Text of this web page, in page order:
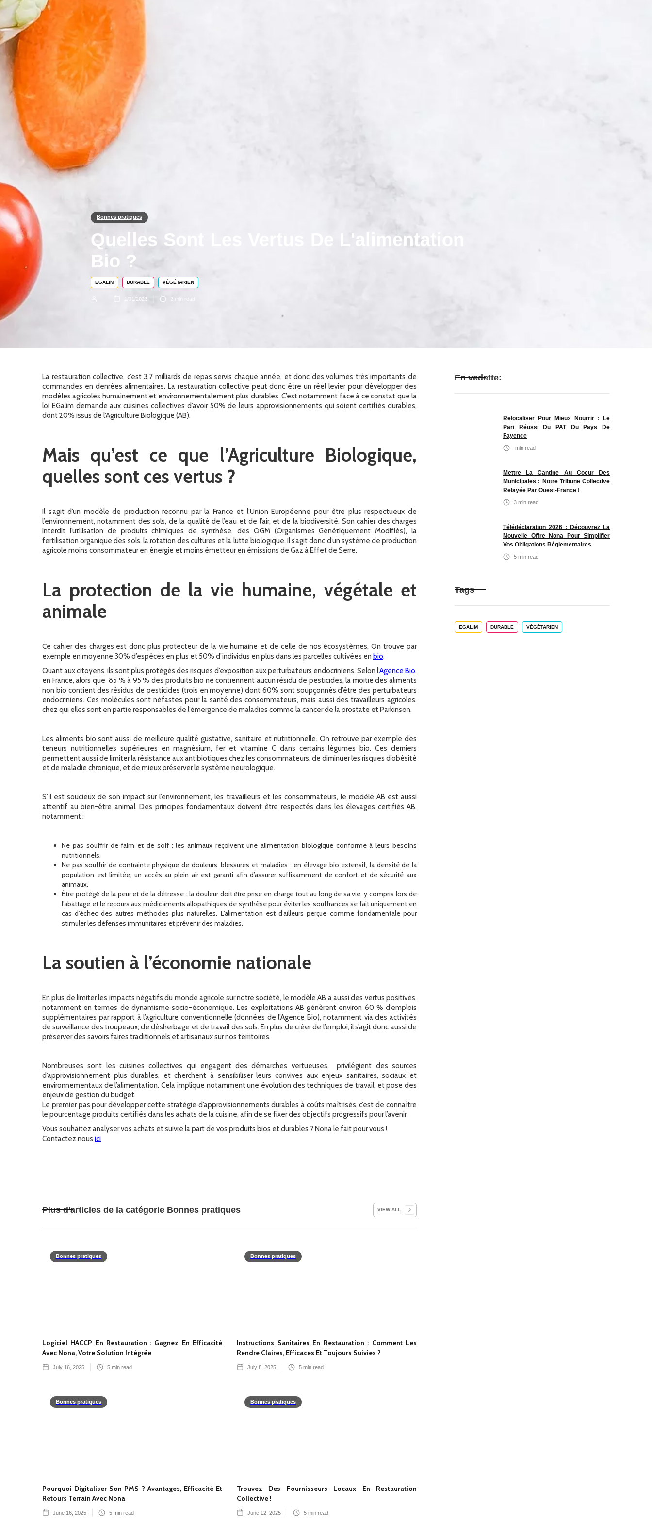
Bonnes pratiques
Quelles Sont Les Vertus De L'alimentation
Bio ?
EGALIM DURABLE VÉGÉTARIEN
1/31/2023 2 min read
La restauration collective, c’est 3,7 milliards de repas servis chaque année, et donc des volumes très importants de
commandes en denrées alimentaires. La restauration collective peut donc être un réel levier pour développer des
modèles agricoles humainement et environnementalement plus durables. C’est notamment face à ce constat que la
loi EGalim demande aux cuisines collectives d’avoir 50% de leurs approvisionnements qui soient certifiés durables,
dont 20% issus de l’Agriculture Biologique (AB).
Mais qu’est ce que l’Agriculture Biologique,
quelles sont ces vertus ?
Il s’agit d’un modèle de production reconnu par la France et l’Union Européenne pour être plus respectueux de
l’environnement, notamment des sols, de la qualité de l’eau et de l’air, et de la biodiversité. Son cahier des charges
interdit l’utilisation de produits chimiques de synthèse, des OGM (Organismes Génétiquement Modifiés), la
fertilisation organique des sols, la rotation des cultures et la lutte biologique. Il s’agit donc d’un système de production
agricole moins consommateur en énergie et moins émetteur en émissions de Gaz à Effet de Serre.
La protection de la vie humaine, végétale et
animale
Ce cahier des charges est donc plus protecteur de la vie humaine et de celle de nos écosystèmes. On trouve par
exemple en moyenne 30% d’espèces en plus et 50% d’individus en plus dans les parcelles cultivées en bio.
Quant aux citoyens, ils sont plus protégés des risques d’exposition aux perturbateurs endocriniens. Selon l’Agence Bio,
en France, alors que 85 % à 95 % des produits bio ne contiennent aucun résidu de pesticides, la moitié des aliments
non bio contient des résidus de pesticides (trois en moyenne) dont 60% sont soupçonnés d’être des perturbateurs
endocriniens. Ces molécules sont néfastes pour la santé des consommateurs, mais aussi des travailleurs agricoles,
chez qui elles sont en partie responsables de l’émergence de maladies comme la cancer de la prostate et Parkinson.
Les aliments bio sont aussi de meilleure qualité gustative, sanitaire et nutritionnelle. On retrouve par exemple des
teneurs nutritionnelles supérieures en magnésium, fer et vitamine C dans certains légumes bio. Ces derniers
permettent aussi de limiter la résistance aux antibiotiques chez les consommateurs, de diminuer les risques d’obésité
et de maladie chronique, et de mieux préserver le système neurologique.
S’il est soucieux de son impact sur l’environnement, les travailleurs et les consommateurs, le modèle AB est aussi
attentif au bien-être animal. Des principes fondamentaux doivent être respectés dans les élevages certifiés AB,
notamment :
Ne pas souffrir de faim et de soif : les animaux reçoivent une alimentation biologique conforme à leurs besoins
nutritionnels.
Ne pas souffrir de contrainte physique de douleurs, blessures et maladies : en élevage bio extensif, la densité de la
population est limitée, un accès au plein air est garanti afin d’assurer suffisamment de confort et de sécurité aux
animaux.
Être protégé de la peur et de la détresse : la douleur doit être prise en charge tout au long de sa vie, y compris lors de
l’abattage et le recours aux médicaments allopathiques de synthèse pour éviter les souffrances se fait uniquement en
cas d’échec des autres méthodes plus naturelles. L’alimentation est d’ailleurs perçue comme fondamentale pour
stimuler les défenses immunitaires et prévenir des maladies.
La soutien à l’économie nationale
En plus de limiter les impacts négatifs du monde agricole sur notre société, le modèle AB a aussi des vertus positives,
notamment en termes de dynamisme socio-économique. Les exploitations AB génèrent environ 60 % d’emplois
supplémentaires par rapport à l’agriculture conventionnelle (données de l’Agence Bio), notamment via des activités
de surveillance des troupeaux, de désherbage et de travail des sols. En plus de créer de l’emploi, il s’agit donc aussi de
préserver des savoirs faires traditionnels et artisanaux sur nos territoires.
Nombreuses sont les cuisines collectives qui engagent des démarches vertueuses, privilégient des sources
d’approvisionnement plus durables, et cherchent à sensibiliser leurs convives aux enjeux sanitaires, sociaux et
environnementaux de l’alimentation. Cela implique notamment une évolution des techniques de travail, et pose des
enjeux de gestion du budget.
Le premier pas pour développer cette stratégie d’approvisionnements durables à coûts maîtrisés, c’est de connaître
le pourcentage produits certifiés dans les achats de la cuisine, afin de se fixer des objectifs progressifs pour l’avenir.
Vous souhaitez analyser vos achats et suivre la part de vos produits bios et durables ? Nona le fait pour vous !
Contactez nous ici
Plus d'articles de la catégorie Bonnes pratiques VIEW ALL
Bonnes pratiques
Logiciel HACCP En Restauration : Gagnez En Efficacité
Avec Nona, Votre Solution Intégrée
July 16, 2025 5 min read
Bonnes pratiques
Instructions Sanitaires En Restauration : Comment Les
Rendre Claires, Efficaces Et Toujours Suivies ?
July 8, 2025 5 min read
Bonnes pratiques
Pourquoi Digitaliser Son PMS ? Avantages, Efficacité Et
Retours Terrain Avec Nona
June 16, 2025 5 min read
Bonnes pratiques
Trouvez Des Fournisseurs Locaux En Restauration
Collective !
June 12, 2025 5 min read
En vedette:
Relocaliser Pour Mieux Nourrir : Le
Pari Réussi Du PAT Du Pays De
Fayence
min read
Mettre La Cantine Au Coeur Des
Municipales : Notre Tribune Collective
Relayée Par Ouest-France !
3 min read
Télédéclaration 2026 : Découvrez La
Nouvelle Offre Nona Pour Simplifier
Vos Obligations Réglementaires
5 min read
Tags
EGALIM DURABLE VÉGÉTARIEN